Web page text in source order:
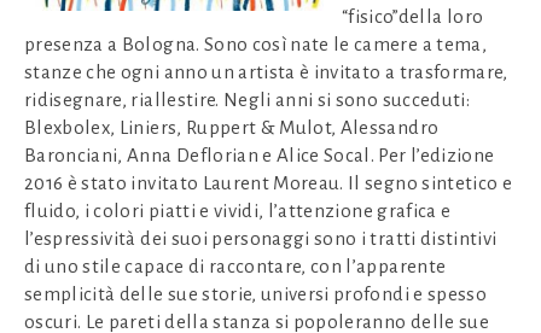
“fisico”della loro
presenza a Bologna. Sono così nate le camere a tema,
stanze che ogni anno un artista è invitato a trasformare,
ridisegnare, riallestire. Negli anni si sono succeduti:
Blexbolex, Liniers, Ruppert & Mulot, Alessandro
Baronciani, Anna Deflorian e Alice Socal. Per l’edizione
2016 è stato invitato Laurent Moreau. Il segno sintetico e
fluido, i colori piatti e vividi, l’attenzione grafica e
l’espressività dei suoi personaggi sono i tratti distintivi
di uno stile capace di raccontare, con l’apparente
semplicità delle sue storie, universi profondi e spesso
oscuri. Le pareti della stanza si popoleranno delle sue